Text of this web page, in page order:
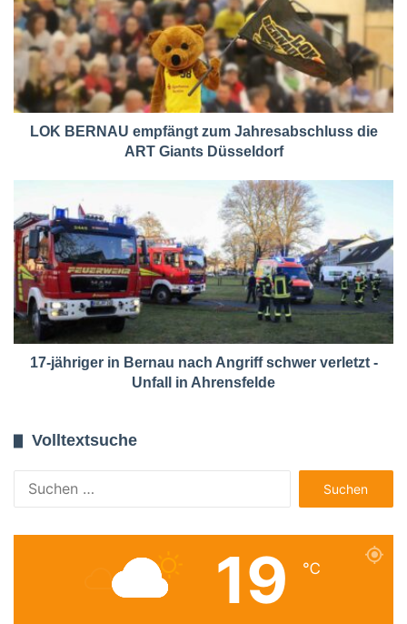
LOK BERNAU empfängt zum Jahresabschluss die
ART Giants Düsseldorf
17-jähriger in Bernau nach Angriff schwer verletzt -
Unfall in Ahrensfelde
Volltextsuche
nach:
19 ℃